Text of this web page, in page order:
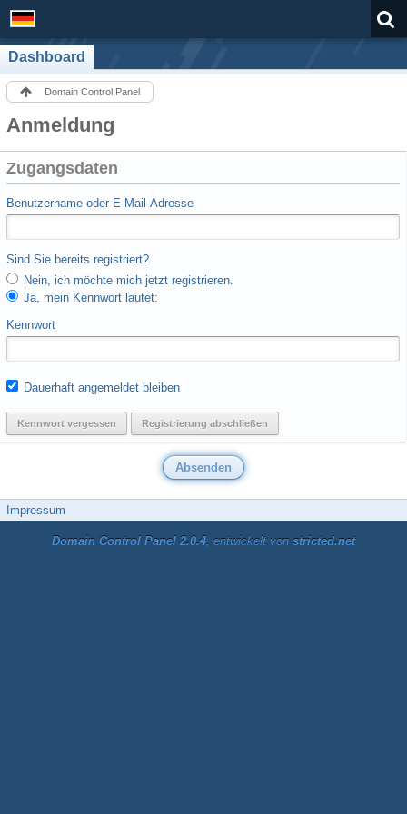
Dashboard
Domain Control Panel
Anmeldung
Zugangsdaten
Benutzername oder E-Mail-Adresse
Sind Sie bereits registriert?
Nein, ich möchte mich jetzt registrieren.
Ja, mein Kennwort lautet:
Kennwort
Dauerhaft angemeldet bleiben
Kennwort vergessen Registrierung abschließen
Impressum
Domain Control Panel 2.0.4, entwickelt von stricted.net